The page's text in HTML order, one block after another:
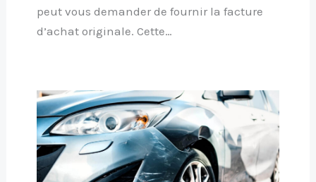
peut vous demander de fournir la facture
d’achat originale. Cette…